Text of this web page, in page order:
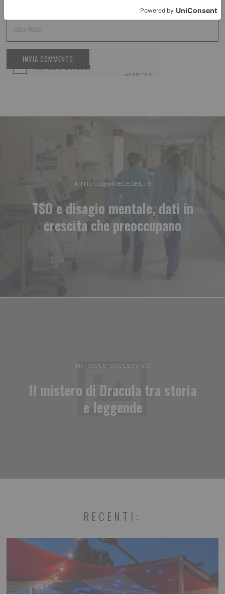
ARTICOLO PRECEDENTE
TSO e disagio mentale, dati in
crescita che preoccupano
ARTICOLO SUCCESSIVO
Il mistero di Dracula tra storia
e leggende
RECENTI: